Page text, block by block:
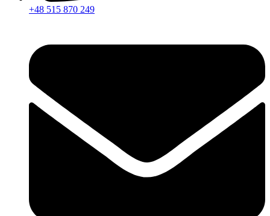
+48 515 870 249